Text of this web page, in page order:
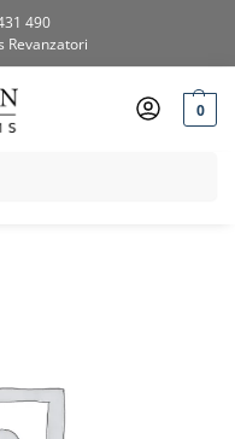
490
Revanzatori
0